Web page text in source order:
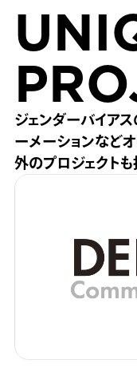
ジェンダーバイア
ーメーションなど
外のプロジェクト